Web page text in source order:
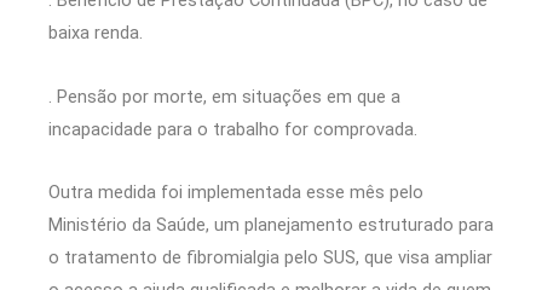
baixa renda.
. Pensão por morte, em situações em que a
incapacidade para o trabalho for comprovada.
Outra medida foi implementada esse mês pelo
Ministério da Saúde, um planejamento estruturado para
o tratamento de fibromialgia pelo SUS, que visa ampliar